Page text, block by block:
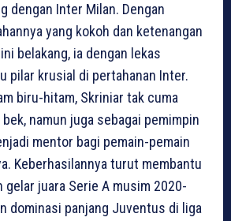
dengan Inter Milan. Dengan
yang kokoh dan ketenangan
belakang, ia dengan lekas
pilar krusial di pertahanan Inter.
biru-hitam, Skriniar tak cuma
namun juga sebagai pemimpin
mentor bagi pemain-pemain
Keberhasilannya turut membantu
gelar juara Serie A musim 2020-
dominasi panjang Juventus di liga